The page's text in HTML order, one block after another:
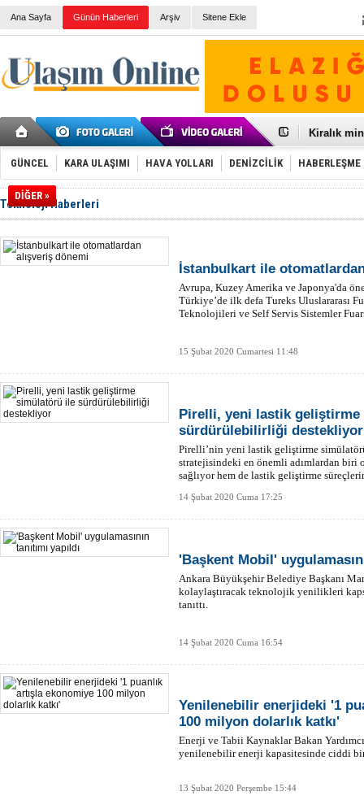
Ana Sayfa Günün Haberleri Arşiv Sitene Ekle
Kiralık
VW'de üst
Ünye
İzmir-
HAVAŞ 21
'Jet uçak'
Rus savaş
GÜNCEL KARA ULAŞIMI HAVA YOLLARI DENİZCİLİK HABERLEŞME
DİĞER »
Teknoloji Haberleri
İstanbulkart ile
Avrupa, Kuzey Amerika ve Japonya'da
Türkiye’de ilk defa Tureks Uluslararası
Teknolojileri ve Self Servis Sistemler
15 Şubat 2020 Cumartesi 11:48
Pirelli, yeni lastik
sürdürülebilirliği destekliyor
Pirelli’nin yeni lastik geliştirme
stratejisindeki en önemli adımlardan biri
sağlıyor hem de lastik geliştirme
14 Şubat 2020 Cuma 17:25
'Başkent Mobil'
Ankara Büyükşehir Belediye Başkanı
kolaylaştıracak teknolojik yenilikleri
tanıttı.
14 Şubat 2020 Cuma 16:54
Yenilenebilir enerjideki '1
100 milyon dolarlık katkı'
Enerji ve Tabii Kaynaklar Bakan
yenilenebilir enerji kapasitesinde ciddi bir
13 Şubat 2020 Perşembe 15:44